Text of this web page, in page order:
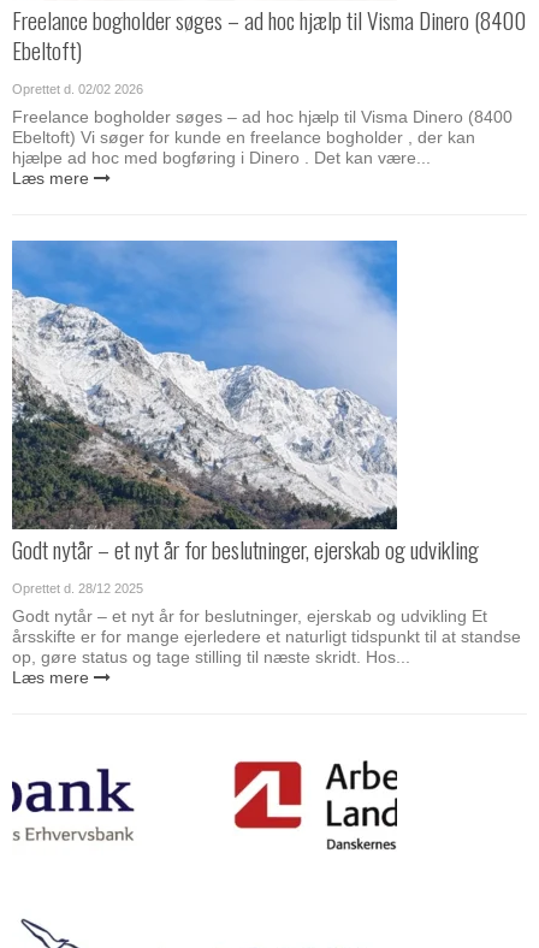
Freelance bogholder søges – ad hoc hjælp til Visma Dinero (8400
Ebeltoft)
Oprettet d. 02/02 2026
Freelance bogholder søges – ad hoc hjælp til Visma Dinero (8400
Ebeltoft) Vi søger for kunde en freelance bogholder , der kan
hjælpe ad hoc med bogføring i Dinero . Det kan være...
Læs mere
Godt nytår – et nyt år for beslutninger, ejerskab og udvikling
Oprettet d. 28/12 2025
Godt nytår – et nyt år for beslutninger, ejerskab og udvikling Et
årsskifte er for mange ejerledere et naturligt tidspunkt til at standse
op, gøre status og tage stilling til næste skridt. Hos...
Læs mere